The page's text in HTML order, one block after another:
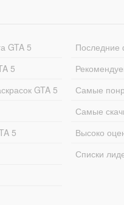
GTA 5
5
GTA 5
5
Самые
Самые
Высоко
Списки